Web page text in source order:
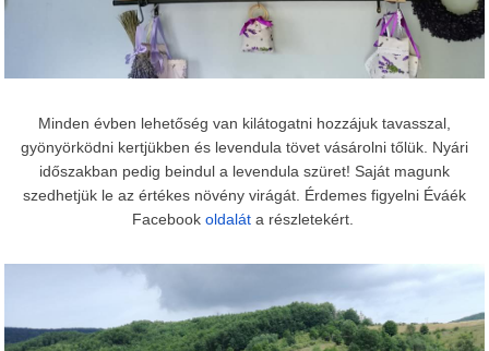
Minden évben lehetőség van kilátogatni hozzájuk tavasszal,
gyönyörködni kertjükben és levendula tövet vásárolni tőlük. Nyári
időszakban pedig beindul a levendula szüret! Saját magunk
szedhetjük le az értékes növény virágát. Érdemes figyelni Éváék
Facebook oldaláta részletekért.